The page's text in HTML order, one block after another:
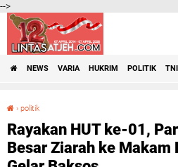
-->
NEWS VARIA HUKRIM POLITIK TNI
› politik
Rayakan HUT ke-01,
Besar Ziarah ke Makam